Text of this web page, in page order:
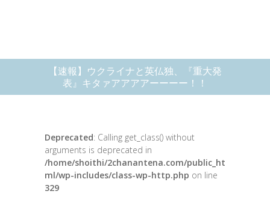
【速報】ウクライナと英仏独、『重大発
表』キタァアアアアーーーー！！
Deprecated: Calling get_class() without
arguments is deprecated in
/home/shoithi/2chanantena.com/public_ht
ml/wp-includes/class-wp-http.php on line
329